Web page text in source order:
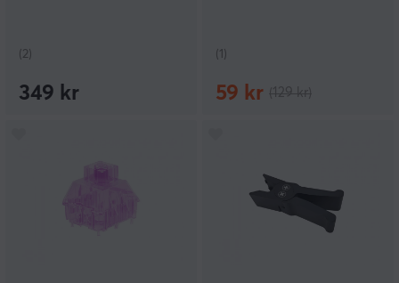
(2)
349 kr
(1)
59 kr